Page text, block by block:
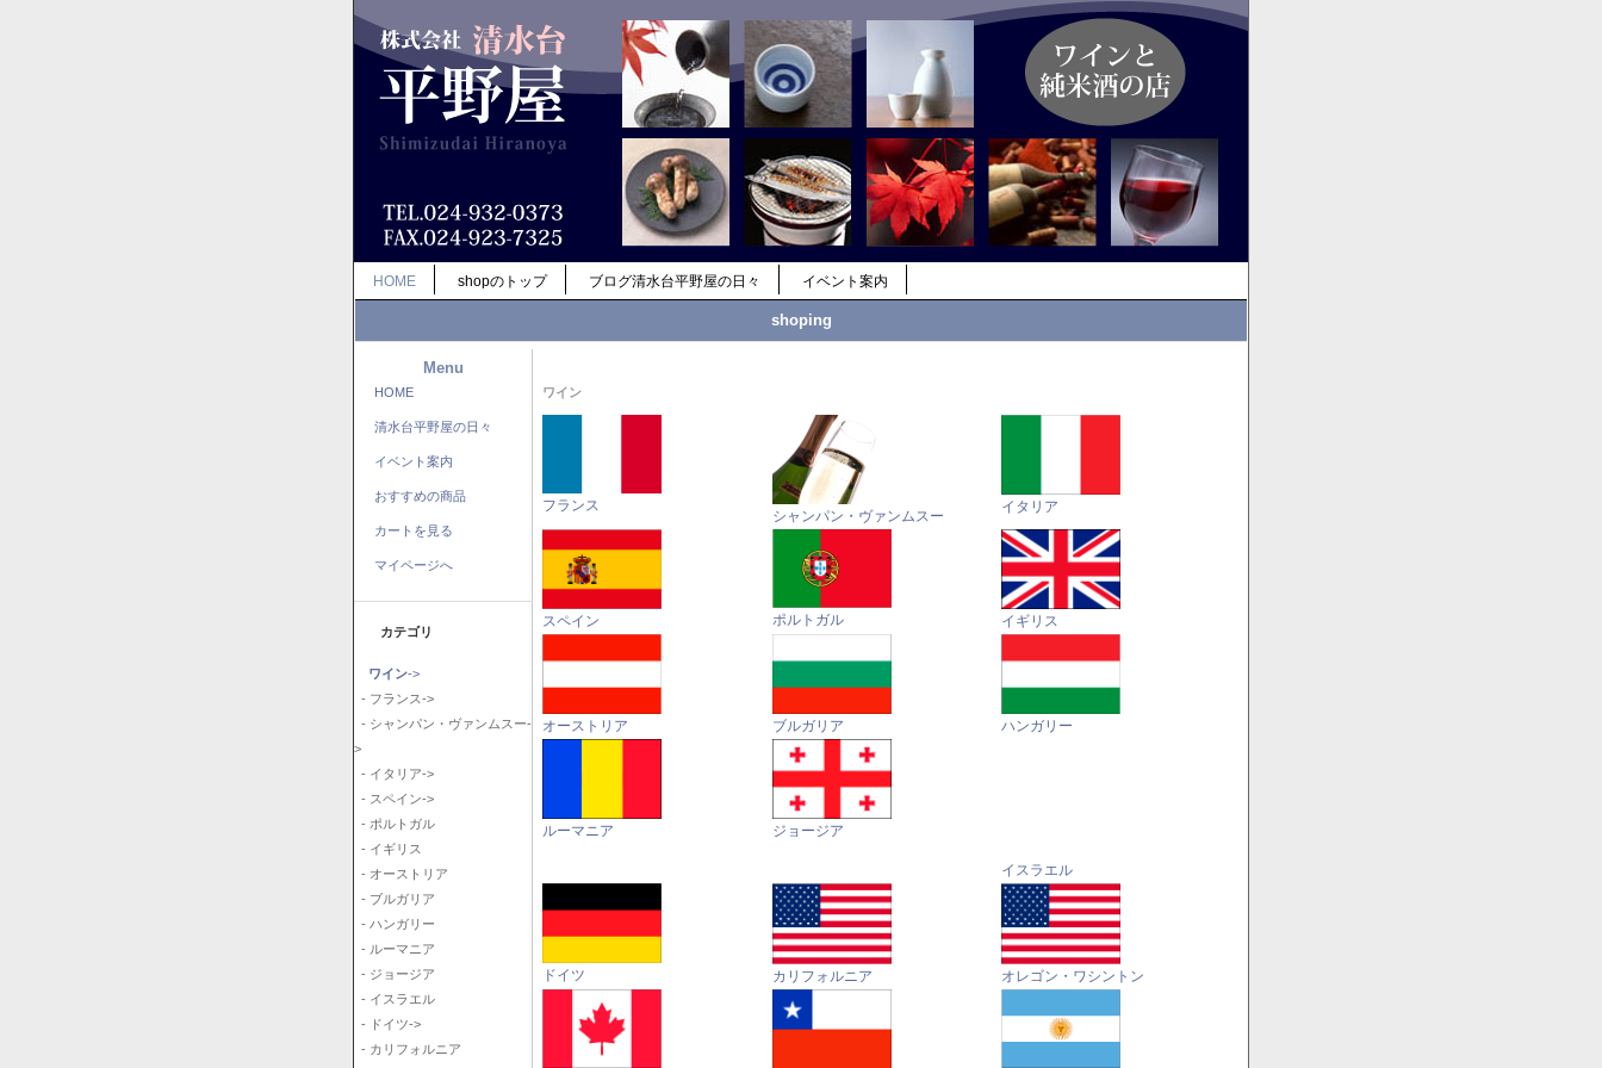
HOME shopのトップ ブログ清水台平野屋の日々 イベント案内
shoping
Menu
HOME
清水台平野屋の日々
イベント案内
おすすめの商品
カートを見る
マイページへ
カテゴリ
ワイン->
- フランス->
- シャンパン・ヴァンムスー-
>
- イタリア->
- スペイン->
- ポルトガル
- イギリス
- オーストリア
- ブルガリア
- ハンガリー
- ルーマニア
- ジョージア
- イスラエル
- ドイツ->
- カリフォルニア
ワイン
フランス
シャンパン・ヴァンムスー
イタリア
スペイン ポルトガル イギリス
オーストリア ブルガリア ハンガリー
ルーマニア ジョージア
イスラエル
ドイツ カリフォルニア オレゴン・ワシントン